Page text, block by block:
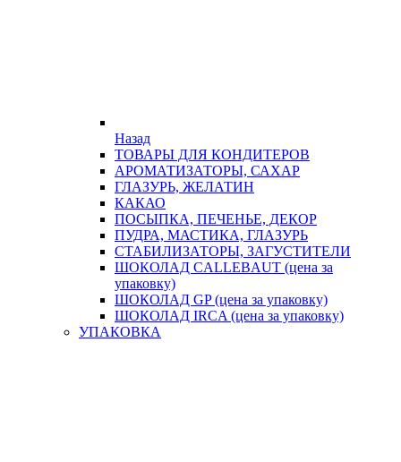
Назад
ТОВАРЫ ДЛЯ КОНДИТЕРОВ
АРОМАТИЗАТОРЫ, САХАР
ГЛАЗУРЬ, ЖЕЛАТИН
КАКАО
ПОСЫПКА, ПЕЧЕНЬЕ, ДЕКОР
ПУДРА, МАСТИКА, ГЛАЗУРЬ
СТАБИЛИЗАТОРЫ, ЗАГУСТИТЕЛИ
ШОКОЛАД CALLEBAUT (цена за
упаковку)
ШОКОЛАД GP (цена за упаковку)
ШОКОЛАД IRCA (цена за упаковку)
УПАКОВКА